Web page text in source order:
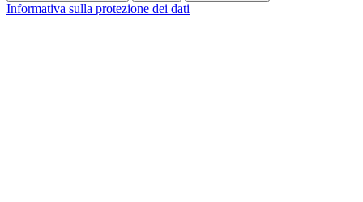
Informativa sulla protezione dei dati